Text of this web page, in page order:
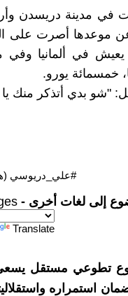
في مدينة دريسدن
موعدها أصرت على
يعيش في ألمانيا
خمسمائة يورو.
"شو بدي أتذكر
#علي_دريوسي
إلى لغات أخرى -
Translate
تطوعي مستقل يسعى
استمراره